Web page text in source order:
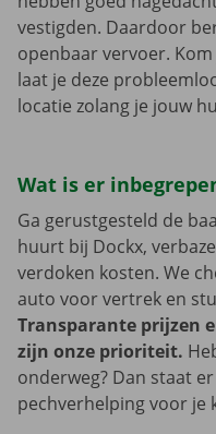
vestigden. Daardoor
openbaar vervoer.
laat je deze
locatie zolang je jouw
Wat is er
Ga gerustgesteld de
huurt bij Dockx,
verdoken kosten. We
auto voor vertrek en
Transparante prijzen
zijn onze prioriteit.
onderweg? Dan staat
pechverhelping voor je